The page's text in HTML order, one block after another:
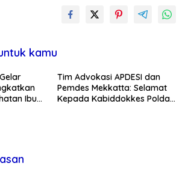
kamu
Ibu
Tim Advokasi APDESI dan
Pemdes Mekkatta: Selamat
Kepada Kabiddokkes Polda